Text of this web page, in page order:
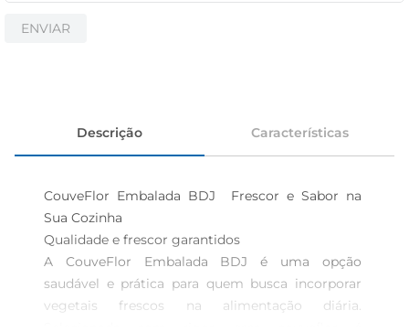
ENVIAR
Descrição Características
CouveFlor Embalada BDJ  Frescor e Sabor na
Sua Cozinha
Qualidade e frescor garantidos
A CouveFlor Embalada BDJ é uma opção
saudável e prática para quem busca incorporar
vegetais frescos na alimentação diária.